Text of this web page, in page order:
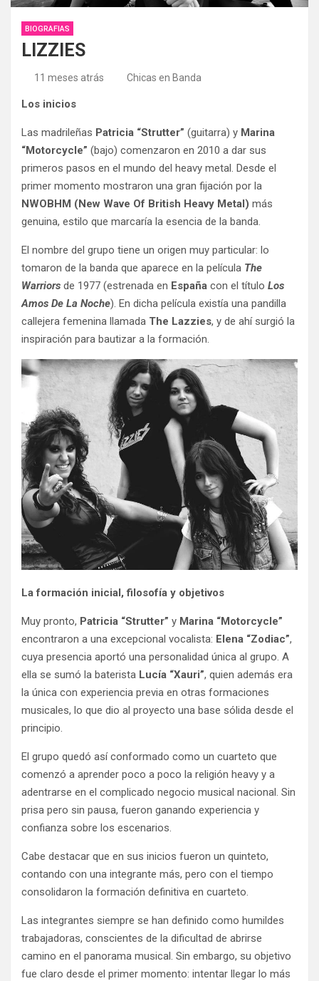
BIOGRAFIAS
LIZZIES
11 meses atrás Chicas en Banda
Los inicios
Las madrileñas Patricia “Strutter” (guitarra) y Marina
“Motorcycle” (bajo) comenzaron en 2010 a dar sus
primeros pasos en el mundo del heavy metal. Desde el
primer momento mostraron una gran fijación por la
NWOBHM (New Wave Of British Heavy Metal) más
genuina, estilo que marcaría la esencia de la banda.
El nombre del grupo tiene un origen muy particular: lo
tomaron de la banda que aparece en la película The
Warriors de 1977 (estrenada en España con el título Los
Amos De La Noche). En dicha película existía una pandilla
callejera femenina llamada The Lazzies, y de ahí surgió la
inspiración para bautizar a la formación.
La formación inicial, filosofía y objetivos
Muy pronto, Patricia “Strutter” y Marina “Motorcycle”
encontraron a una excepcional vocalista: Elena “Zodiac”,
cuya presencia aportó una personalidad única al grupo. A
ella se sumó la baterista Lucía “Xauri”, quien además era
la única con experiencia previa en otras formaciones
musicales, lo que dio al proyecto una base sólida desde el
principio.
El grupo quedó así conformado como un cuarteto que
comenzó a aprender poco a poco la religión heavy y a
adentrarse en el complicado negocio musical nacional. Sin
prisa pero sin pausa, fueron ganando experiencia y
confianza sobre los escenarios.
Cabe destacar que en sus inicios fueron un quinteto,
contando con una integrante más, pero con el tiempo
consolidaron la formación definitiva en cuarteto.
Las integrantes siempre se han definido como humildes
trabajadoras, conscientes de la dificultad de abrirse
camino en el panorama musical. Sin embargo, su objetivo
fue claro desde el primer momento: intentar llegar lo más